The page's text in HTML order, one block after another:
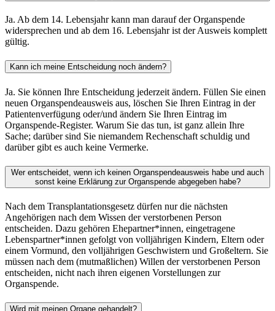
Ja. Ab dem 14. Lebensjahr kann man darauf der Organspende
widersprechen und ab dem 16. Lebensjahr ist der Ausweis komplett
gültig.
Kann ich meine Entscheidung noch ändern?
Ja. Sie können Ihre Entscheidung jederzeit ändern. Füllen Sie einen
neuen Organspendeausweis aus, löschen Sie Ihren Eintrag in der
Patientenverfügung oder/und ändern Sie Ihren Eintrag im
Organspende-Register. Warum Sie das tun, ist ganz allein Ihre
Sache; darüber sind Sie niemandem Rechenschaft schuldig und
darüber gibt es auch keine Vermerke.
Wer entscheidet, wenn ich keinen Organspendeausweis habe und auch
sonst keine Erklärung zur Organspende abgegeben habe?
Nach dem Transplantationsgesetz dürfen nur die nächsten
Angehörigen nach dem Wissen der verstorbenen Person
entscheiden. Dazu gehören Ehepartner*innen, eingetragene
Lebenspartner*innen gefolgt von volljährigen Kindern, Eltern oder
einem Vormund, den volljährigen Geschwistern und Großeltern. Sie
müssen nach dem (mutmaßlichen) Willen der verstorbenen Person
entscheiden, nicht nach ihren eigenen Vorstellungen zur
Organspende.
Wird mit meinen Organe gehandelt?